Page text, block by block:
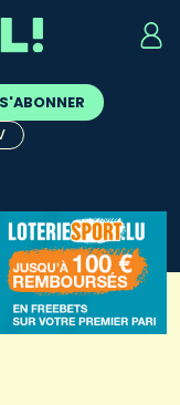
sont
S'ABONNER